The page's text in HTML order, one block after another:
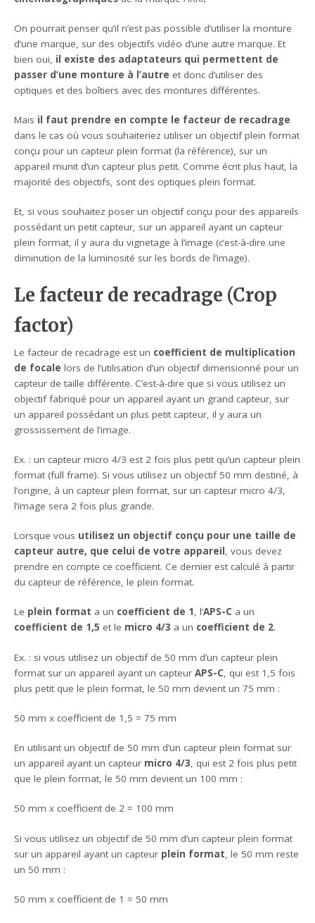
On pourrait penser qu’il n’est pas possible d’utiliser la monture
d’une marque, sur des objectifs vidéo d’une autre marque. Et
bien oui, il existe des adaptateurs qui permettent de
passer d’une monture à l’autre et donc d’utiliser des
optiques et des boîtiers avec des montures différentes.
Mais il faut prendre en compte le facteur de recadrage
dans le cas où vous souhaiteriez utiliser un objectif plein format
conçu pour un capteur plein format (la référence), sur un
appareil munit d’un capteur plus petit. Comme écrit plus haut, la
majorité des objectifs, sont des optiques plein format.
Et, si vous souhaitez poser un objectif conçu pour des appareils
possédant un petit capteur, sur un appareil ayant un capteur
plein format, il y aura du vignetage à l’image (c’est-à-dire une
diminution de la luminosité sur les bords de l’image).
Le facteur de recadrage (Crop
factor)
Le facteur de recadrage est un coefficient de multiplication
de focale lors de l’utilisation d’un objectif dimensionné pour un
capteur de taille différente. C’est-à-dire que si vous utilisez un
objectif fabriqué pour un appareil ayant un grand capteur, sur
un appareil possédant un plus petit capteur, il y aura un
grossissement de l’image.
Ex. : un capteur micro 4/3 est 2 fois plus petit qu’un capteur plein
format (full frame). Si vous utilisez un objectif 50 mm destiné, à
l’origine, à un capteur plein format, sur un capteur micro 4/3,
l’image sera 2 fois plus grande.
Lorsque vous utilisez un objectif conçu pour une taille de
capteur autre, que celui de votre appareil, vous devez
prendre en compte ce coefficient. Ce dernier est calculé à partir
du capteur de référence, le plein format.
Le plein format a un coefficient de 1, l’APS-C a un
coefficient de 1,5 et le micro 4/3 a un coefficient de 2.
Ex. : si vous utilisez un objectif de 50 mm d’un capteur plein
format sur un appareil ayant un capteur APS-C, qui est 1,5 fois
plus petit que le plein format, le 50 mm devient un 75 mm :
50 mm x coefficient de 1,5 = 75 mm
En utilisant un objectif de 50 mm d’un capteur plein format sur
un appareil ayant un capteur micro 4/3, qui est 2 fois plus petit
que le plein format, le 50 mm devient un 100 mm :
50 mm x coefficient de 2 = 100 mm
Si vous utilisez un objectif de 50 mm d’un capteur plein format
sur un appareil ayant un capteur plein format, le 50 mm reste
un 50 mm :
50 mm x coefficient de 1 = 50 mm